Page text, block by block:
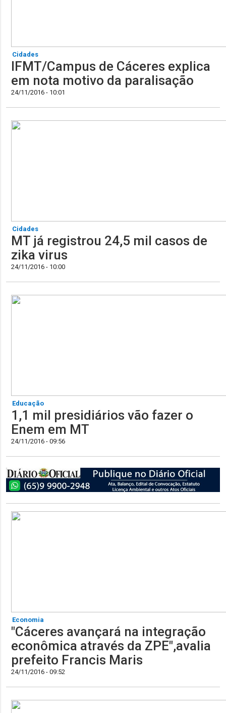
Cidades
IFMT/Campus de Cáceres explica
em nota motivo da paralisação
24/11/2016 - 10:01
Cidades
MT já registrou 24,5 mil casos de
zika virus
24/11/2016 - 10:00
Educação
1,1 mil presidiários vão fazer o
Enem em MT
24/11/2016 - 09:56
Economia
"Cáceres avançará na integração
econômica através da ZPE",avalia
prefeito Francis Maris
24/11/2016 - 09:52